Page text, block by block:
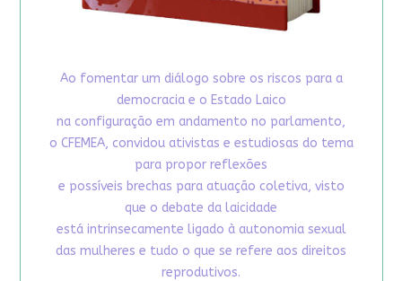
Ao fomentar um diálogo sobre os riscos para a
democracia e o Estado Laico
na configuração em andamento no parlamento,
o CFEMEA, convidou ativistas e estudiosas do tema
para propor reflexões
e possíveis brechas para atuação coletiva, visto
que o debate da laicidade
está intrinsecamente ligado à autonomia sexual
das mulheres e tudo o que se refere aos direitos
reprodutivos.